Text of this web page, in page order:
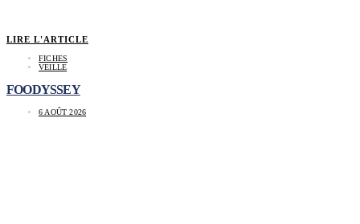
LIRE L'ARTICLE
FICHES
VEILLE
FOODYSSEY
6 AOÛT 2026